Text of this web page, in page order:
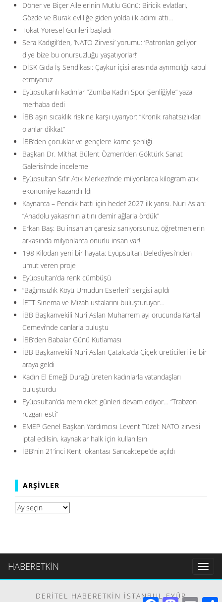
Döner ve Biçer Ailelerinin Mutlu Günü: Biricik evlatları,
Gözde ve Burak evliliğe giden yolda ilk adımı attı…
Tokat Yöresel Günleri başladı
Sera Kadıgil’den, ‘NATO Zirvesi’ yorumu: ‘Patronları geliyor
diye bize bu onursuzluğu yaşatıyorlar!’
DİSK Gıda İş Sendikası: Çaykur içisi arasında ayrımcılığı kabul
etmiyoruz
Eyüpsultanlı kadınlar “Zumba Kadın Spor Şenliğiyle” yaza
merhaba dedi
İBB aşırı sıcaklık riskine karşı uyarıyor: ”Kronik rahatsızlıkları
olanlar dikkat”
İBB’den çocuklar ve gençlere karne şenliği
Başkan Dr. Mithat Bülent Özmen’den Göktürk Sanat
Galerisi’nde inceleme
Eyüpsultan Sıfır Atık Merkezi’nde milyonlarca kilogram atık
ekonomiye kazandırıldı
Kaynarca – Pendik hattı için hedef 2027 ilk yarısı. Nuri Aslan:
”Anadolu yakası’nın altını demir ağlarla ördük”
Erkan Baş: Bu insanları çaresiz sanıyorsunuz, öğretmenlerin
arkasında milyonlarca onurlu insan var!
198 Kilodan yeni bir hayata: Eyüpsultan Belediyesi’nden
umut veren proje
Eyüpsultan’da renk cümbüşü
“Bağımsızlık Köyü Umudun Eserleri” sergisi açıldı
İETT Sinema ve Mizah ustalarını buluşturuyor…
İBB Başkanvekili Nuri Aslan Muharrem ayı orucunda Kartal
Cemevi’nde canlarla buluştu
İBB’den Babalar Günü Kutlaması
İBB Başkanvekili Nuri Aslan Çatalca’da Çiçek üreticileri ile bir
araya geldi
Kadın El Emeği Durağı üreten kadınlarla vatandaşları
buluşturdu
Eyüpsultan’da memleket günleri devam ediyor… ”Trabzon
rüzgarı esti”
EMEP Genel Başkan Yardımcısı Levent Tüzel: NATO zirvesi
iptal edilsin, kaynaklar halk için kullanılsın
İBB’nin 21’inci Kent lokantası Sancaktepe’de açıldı
ARŞIVLER
Arşivler
HABERETKİN
Toggle
DERITEL HABERETKIN İSTANBUL EYÜP